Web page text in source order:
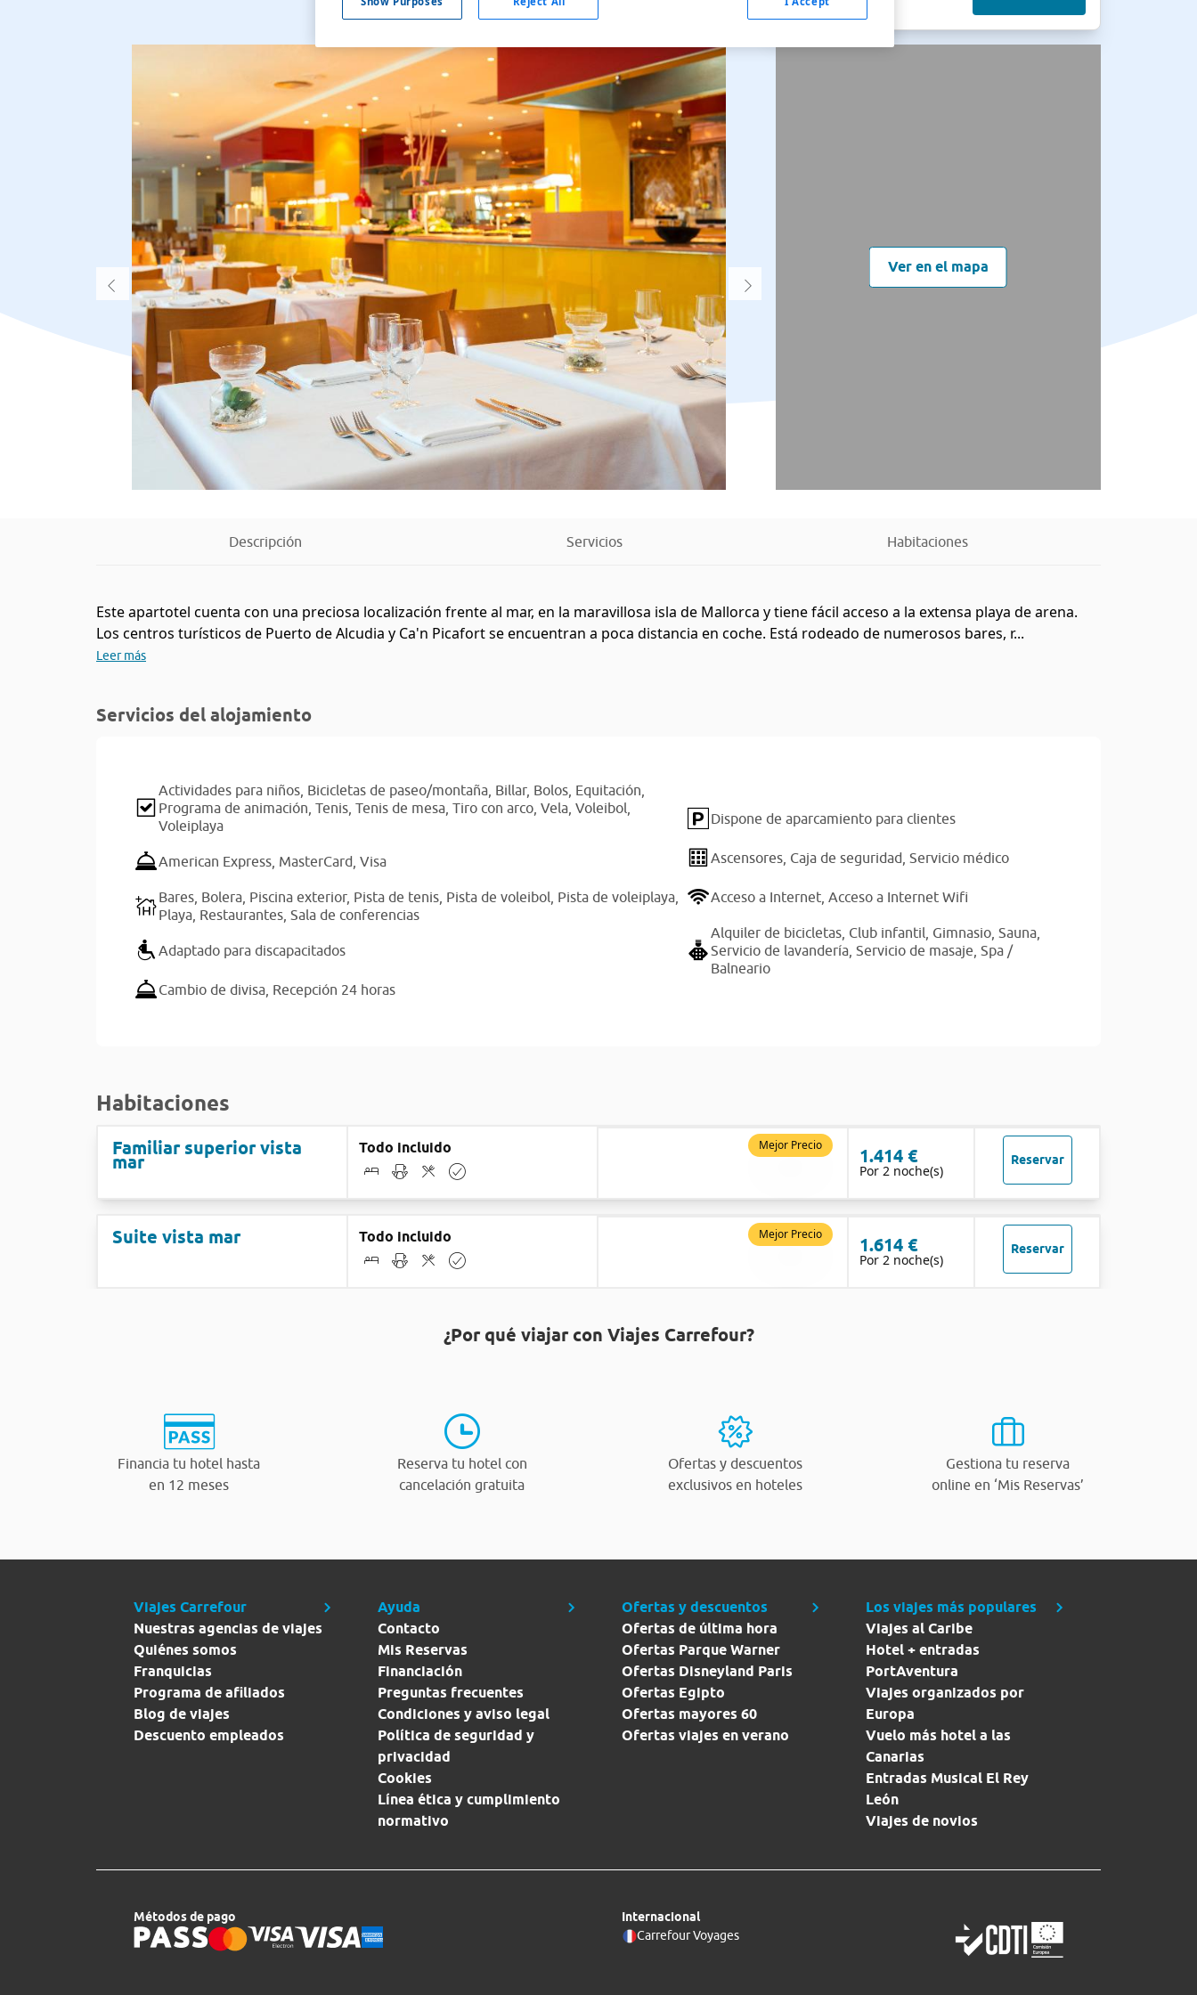
Ver en el mapa
Descripción Servicios Habitaciones
Este apartotel cuenta con una preciosa localización frente al mar, en la maravillosa isla de Mallorca y tiene fácil acceso a la extensa playa de arena.
Los centros turísticos de Puerto de Alcudia y Ca'n Picafort se encuentran a poca distancia en coche. Está rodeado de numerosos bares, r...
Leer más
Servicios del alojamiento
Actividades para niños, Bicicletas de paseo/montaña, Billar, Bolos, Equitación,
Programa de animación, Tenis, Tenis de mesa, Tiro con arco, Vela, Voleibol,
Voleiplaya
American Express, MasterCard, Visa
Bares, Bolera, Piscina exterior, Pista de tenis, Pista de voleibol, Pista de voleiplaya,
Playa, Restaurantes, Sala de conferencias
Adaptado para discapacitados
Cambio de divisa, Recepción 24 horas
Dispone de aparcamiento para clientes
Ascensores, Caja de seguridad, Servicio médico
Acceso a Internet, Acceso a Internet Wifi
Alquiler de bicicletas, Club infantil, Gimnasio, Sauna,
Servicio de lavandería, Servicio de masaje, Spa /
Balneario
Habitaciones
Familiar superior vista
mar
Todo incluido Mejor Precio 1.414 €
Por 2 noche(s)
Reservar
Suite vista mar Todo incluido Mejor Precio 1.614 €
Por 2 noche(s)
Reservar
¿Por qué viajar con Viajes Carrefour?
Financia tu hotel hasta
en 12 meses
Reserva tu hotel con
cancelación gratuita
Ofertas y descuentos
exclusivos en hoteles
Gestiona tu reserva
online en ‘Mis Reservas’
Viajes Carrefour
Nuestras agencias de viajes
Quiénes somos
Franquicias
Programa de afiliados
Blog de viajes
Descuento empleados
Ayuda
Contacto
Mis Reservas
Financiación
Preguntas frecuentes
Condiciones y aviso legal
Política de seguridad y
privacidad
Cookies
Línea ética y cumplimiento
normativo
Ofertas y descuentos
Ofertas de última hora
Ofertas Parque Warner
Ofertas Disneyland Paris
Ofertas Egipto
Ofertas mayores 60
Ofertas viajes en verano
Los viajes más populares
Viajes al Caribe
Hotel + entradas
PortAventura
Viajes organizados por
Europa
Vuelo más hotel a las
Canarias
Entradas Musical El Rey
León
Viajes de novios
Métodos de pago
Internacional
Carrefour Voyages